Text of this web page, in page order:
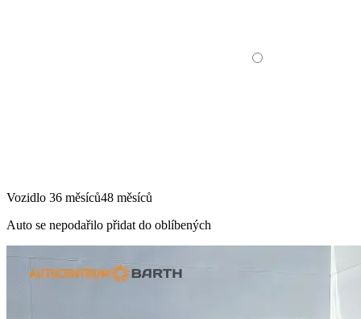
Vozidlo 36 měsíců48 měsíců
Auto se nepodařilo přidat do oblíbených